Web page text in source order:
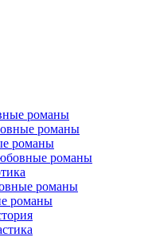
романы
романы
романы
романы
романы
романы